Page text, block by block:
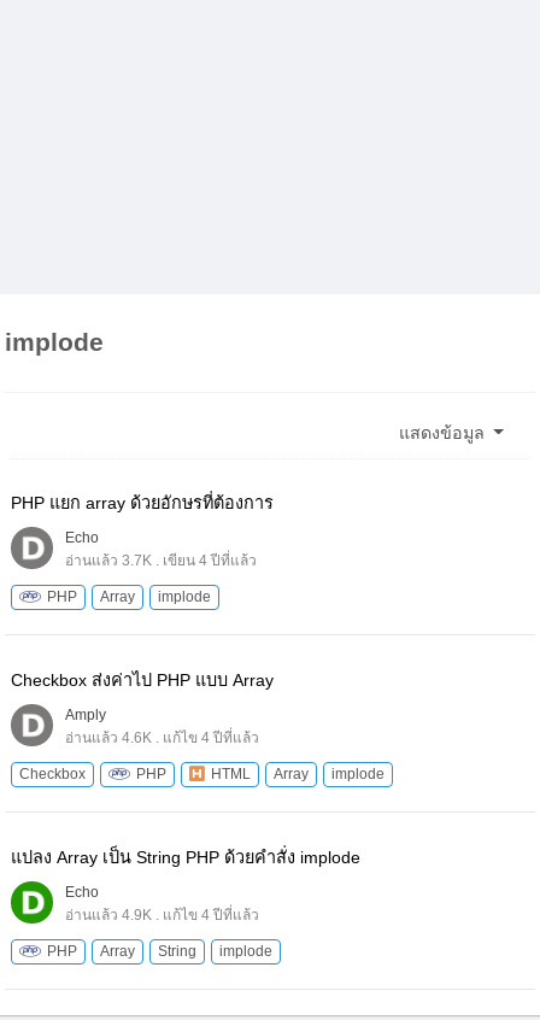
implode
แสดงข้อมูล
PHP แยก array ด้วยอักษรที่ต้องการ
Echo
อ่านแล้ว 3.7K . เขียน 4 ปีที่แล้ว
PHP Array implode
Checkbox ส่งค่าไป PHP แบบ Array
Amply
อ่านแล้ว 4.6K . แก้ไข 4 ปีที่แล้ว
Checkbox PHP HTML Array implode
แปลง Array เป็น String PHP ด้วยคำสั่ง implode
Echo
อ่านแล้ว 4.9K . แก้ไข 4 ปีที่แล้ว
PHP Array String implode